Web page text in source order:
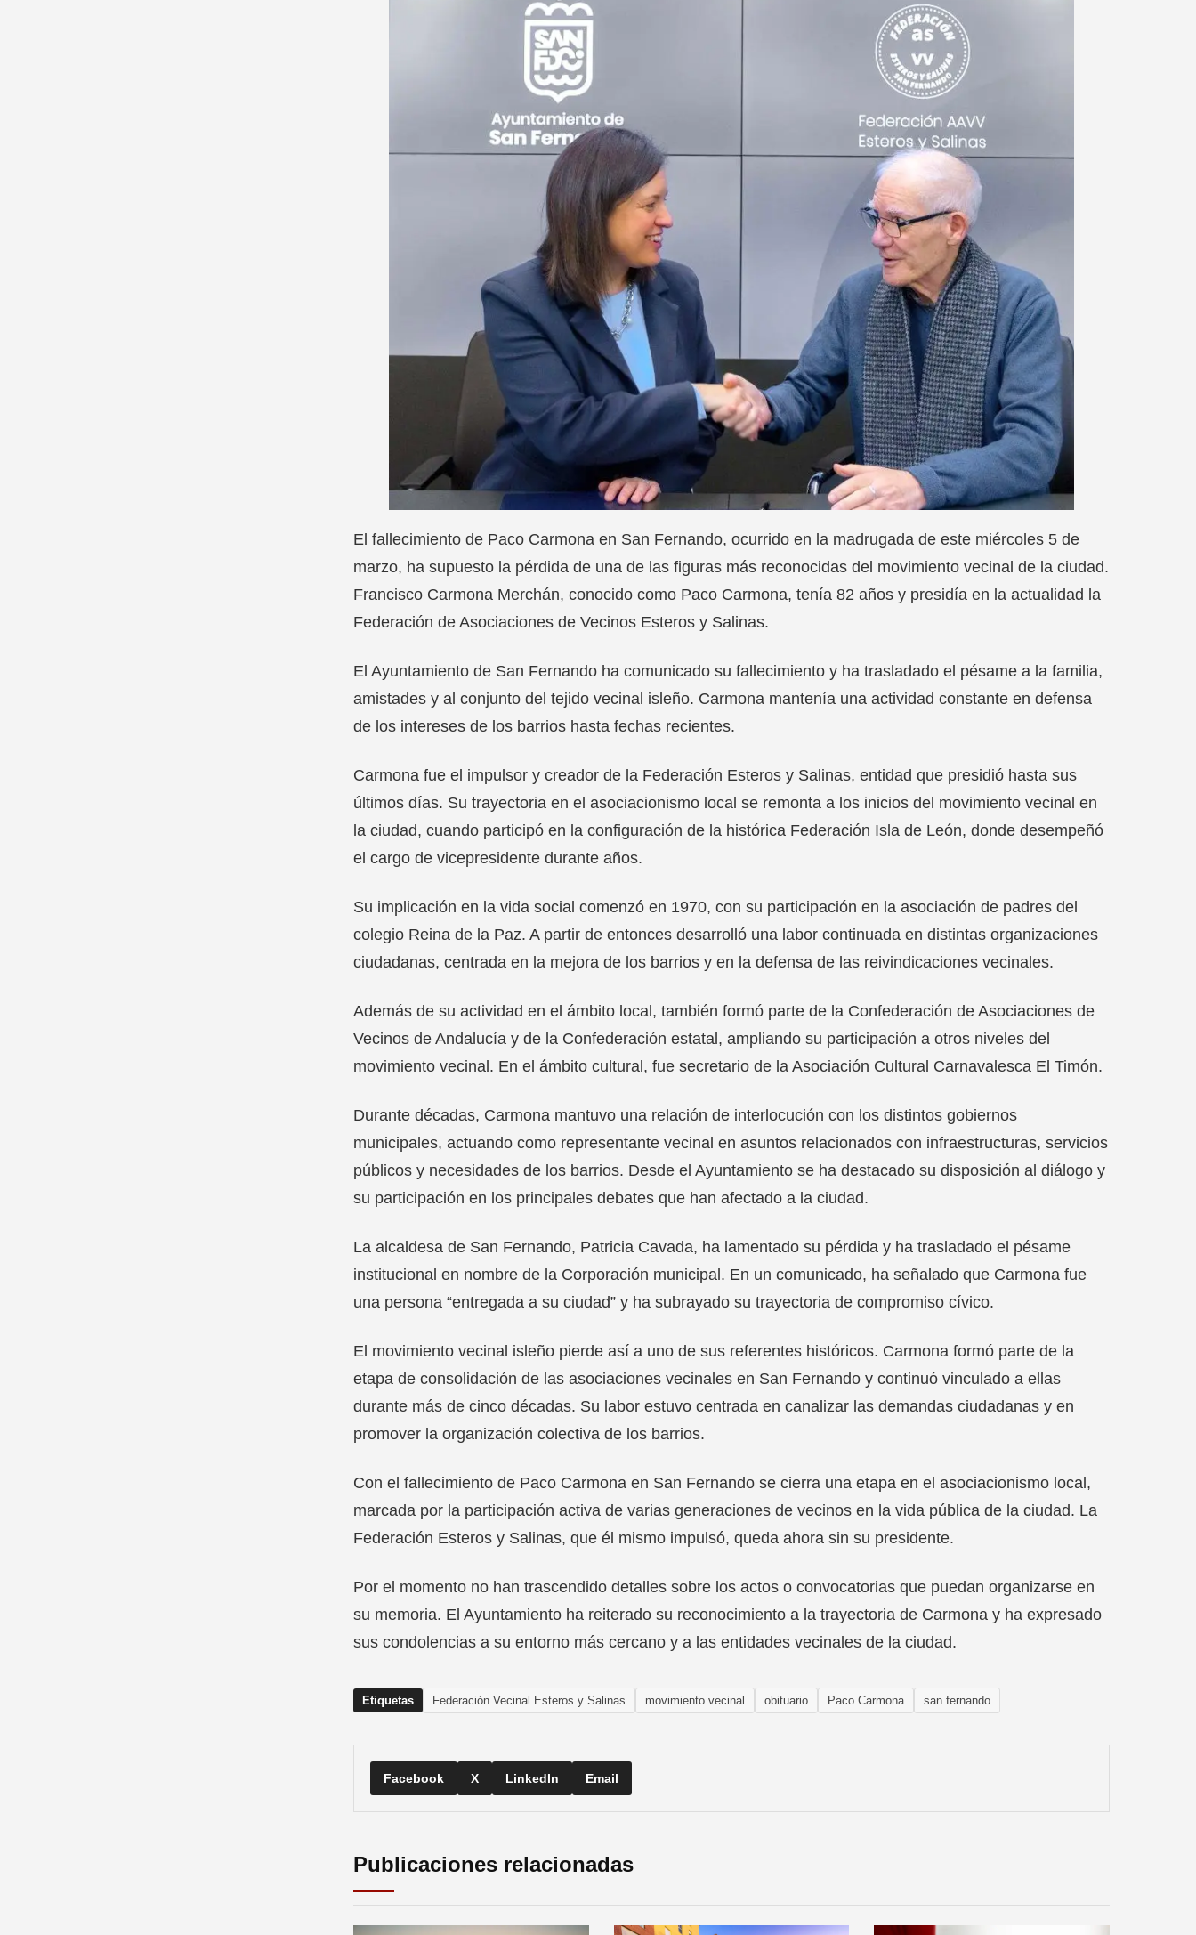
El fallecimiento de Paco Carmona en San Fernando, ocurrido en la madrugada de este miércoles 5 de
marzo, ha supuesto la pérdida de una de las figuras más reconocidas del movimiento vecinal de la ciudad.
Francisco Carmona Merchán, conocido como Paco Carmona, tenía 82 años y presidía en la actualidad la
Federación de Asociaciones de Vecinos Esteros y Salinas.
El Ayuntamiento de San Fernando ha comunicado su fallecimiento y ha trasladado el pésame a la familia,
amistades y al conjunto del tejido vecinal isleño. Carmona mantenía una actividad constante en defensa
de los intereses de los barrios hasta fechas recientes.
Carmona fue el impulsor y creador de la Federación Esteros y Salinas, entidad que presidió hasta sus
últimos días. Su trayectoria en el asociacionismo local se remonta a los inicios del movimiento vecinal en
la ciudad, cuando participó en la configuración de la histórica Federación Isla de León, donde desempeñó
el cargo de vicepresidente durante años.
Su implicación en la vida social comenzó en 1970, con su participación en la asociación de padres del
colegio Reina de la Paz. A partir de entonces desarrolló una labor continuada en distintas organizaciones
ciudadanas, centrada en la mejora de los barrios y en la defensa de las reivindicaciones vecinales.
Además de su actividad en el ámbito local, también formó parte de la Confederación de Asociaciones de
Vecinos de Andalucía y de la Confederación estatal, ampliando su participación a otros niveles del
movimiento vecinal. En el ámbito cultural, fue secretario de la Asociación Cultural Carnavalesca El Timón.
Durante décadas, Carmona mantuvo una relación de interlocución con los distintos gobiernos
municipales, actuando como representante vecinal en asuntos relacionados con infraestructuras, servicios
públicos y necesidades de los barrios. Desde el Ayuntamiento se ha destacado su disposición al diálogo y
su participación en los principales debates que han afectado a la ciudad.
La alcaldesa de San Fernando, Patricia Cavada, ha lamentado su pérdida y ha trasladado el pésame
institucional en nombre de la Corporación municipal. En un comunicado, ha señalado que Carmona fue
una persona “entregada a su ciudad” y ha subrayado su trayectoria de compromiso cívico.
El movimiento vecinal isleño pierde así a uno de sus referentes históricos. Carmona formó parte de la
etapa de consolidación de las asociaciones vecinales en San Fernando y continuó vinculado a ellas
durante más de cinco décadas. Su labor estuvo centrada en canalizar las demandas ciudadanas y en
promover la organización colectiva de los barrios.
Con el fallecimiento de Paco Carmona en San Fernando se cierra una etapa en el asociacionismo local,
marcada por la participación activa de varias generaciones de vecinos en la vida pública de la ciudad. La
Federación Esteros y Salinas, que él mismo impulsó, queda ahora sin su presidente.
Por el momento no han trascendido detalles sobre los actos o convocatorias que puedan organizarse en
su memoria. El Ayuntamiento ha reiterado su reconocimiento a la trayectoria de Carmona y ha expresado
sus condolencias a su entorno más cercano y a las entidades vecinales de la ciudad.
Etiquetas Federación Vecinal Esteros y Salinas movimiento vecinal obituario Paco Carmona san fernando
Facebook X LinkedIn Email
Publicaciones relacionadas